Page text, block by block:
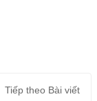
Tiếp theo Bài viết